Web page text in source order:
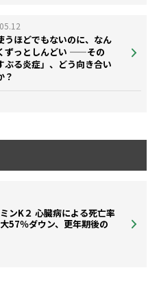
うほどでもないのに、なん
ずっとしんどい ——その
ぶる炎症」、どう向き合い
？
ンK２ 心臓病による死亡率
57％ダウン、更年期後の